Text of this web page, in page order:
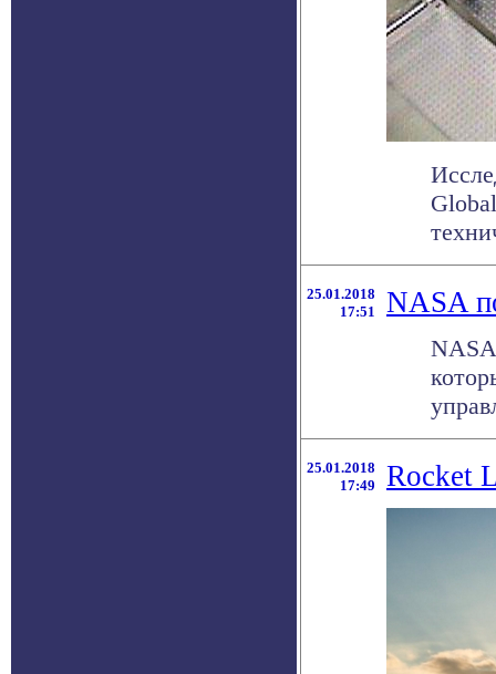
25.01.2018
17:51
NASA
25.01.2018
17:49
Rocket